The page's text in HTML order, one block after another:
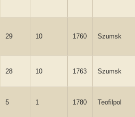
29 10 1760 Szumsk
28 10 1763 Szumsk
5 1 1780 Teofilpol